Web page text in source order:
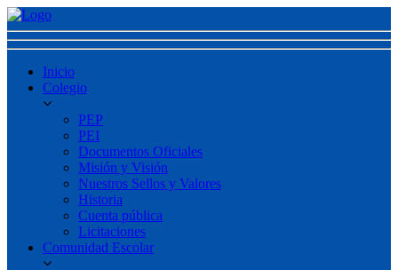
Inicio
Colegio
PEP
PEI
Documentos Oficiales
Misión y Visión
Nuestros Sellos y Valores
Historia
Cuenta pública
Licitaciones
Comunidad Escolar